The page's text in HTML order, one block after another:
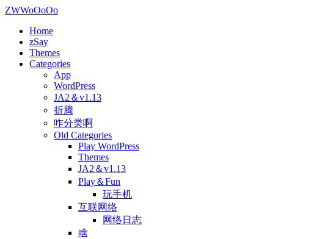
ZWWoOoOo
Home
zSay
Themes
Categories
App
WordPress
JA2＆v1.13
折腾
咋分类啊
Old Categories
Play WordPress
Themes
JA2＆v1.13
Play＆Fun
玩手机
互联网络
网络日志
啥